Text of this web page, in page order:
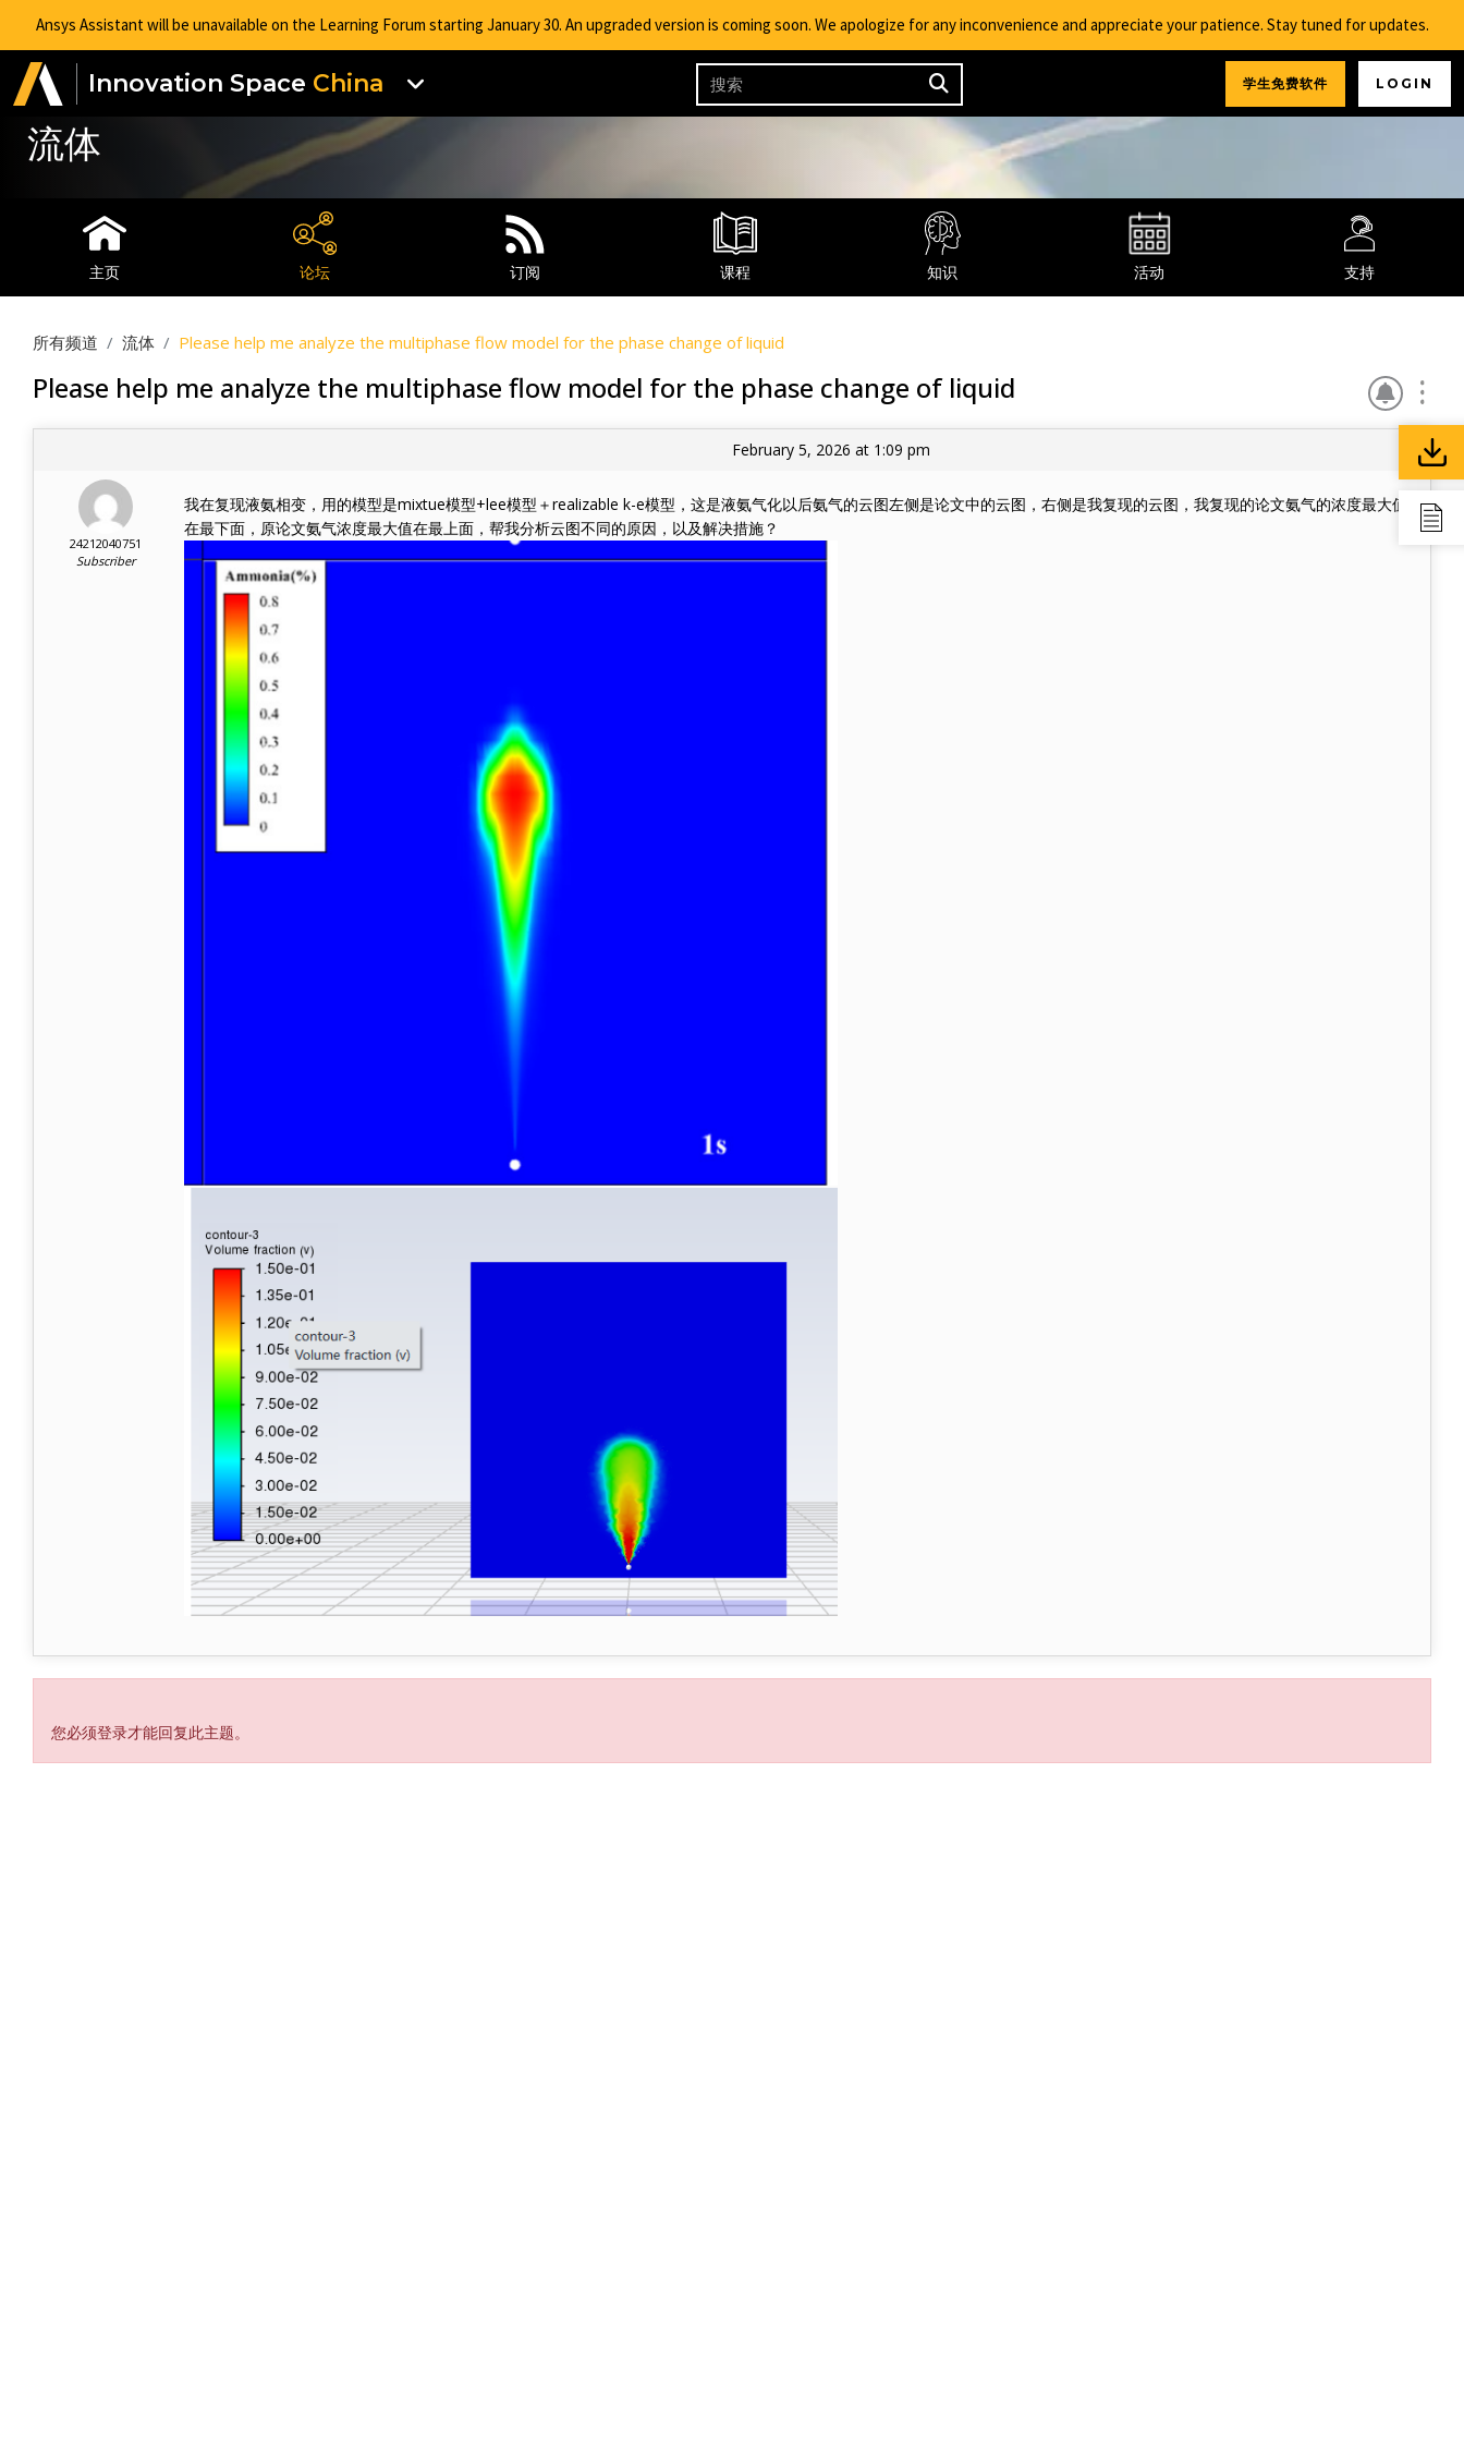
Ansys Assistant will be unavailable on the Learning Forum starting January 30. An upgraded version is coming soon. We apologize for any inconvenience and appreciate your patience. Stay tuned for updates.
Innovation Space China 学生免费软件 LOGIN
流体
主页 论坛 订阅 课程 知识 活动 支持
所有频道 流体 Please help me analyze the multiphase flow model for the phase change of liquid
Please help me analyze the multiphase flow model for the phase change of liquid
February 5, 2026 at 1:09 pm
24212040751
Subscriber
我在复现液氨相变，用的模型是mixtue模型+lee模型＋realizable k-e模型，这是液氨气化以后氨气的云图左侧是论文中的云图，右侧是我复现的云图，我复现的论文氨气的浓度最大值
在最下面，原论文氨气浓度最大值在最上面，帮我分析云图不同的原因，以及解决措施？
您必须登录才能回复此主题。